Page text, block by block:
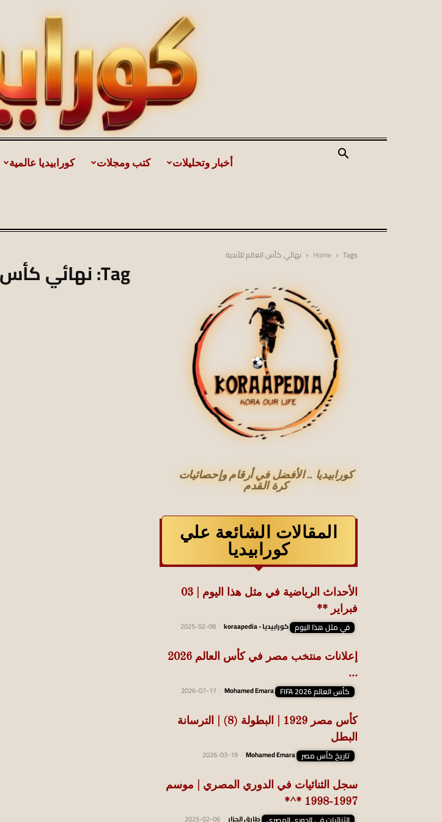
كورابيديا عالمية كتب ومجلات أخبار وتحليلات
Home Tags نهائي كأس العالم للأندية
Tag: نهائي كأس العالم للأندية
كورابيديا .. الأفضل في أرقام وإحصائيات
كرة القدم
المقالات الشائعة علي
كورابيديا
الأحداث الرياضية في مثل هذا اليوم | 03
فبراير **
في مثل هذا اليوم كورابيديا - koraapedia 2025-02-08
إعلانات منتخب مصر في كأس العالم 2026
…
كأس العالم FIFA 2026 Mohamed Emara
2026-07-17
كأس مصر 1929 | البطولة (8) | الترسانة
البطل
تاريخ كأس مصر Mohamed Emara
2026-03-19
سجل الثنائيات في الدوري المصري | موسم
1997-1998 *^*
طارق الجزار 2025-02-06